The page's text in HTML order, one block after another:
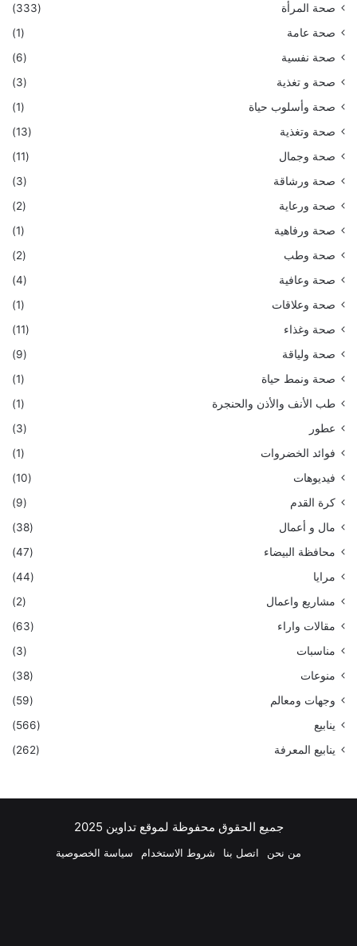
صحة المرأة
(333)
صحة عامة
(1)
صحة نفسية
(6)
صحة و تغذية
(3)
صحة وأسلوب حياة
(1)
صحة وتغذية
(13)
صحة وجمال
(11)
صحة ورشاقة
(3)
صحة ورعاية
(2)
صحة ورفاهية
(1)
صحة وطب
(2)
صحة وعافية
(4)
صحة وعلاقات
(1)
صحة وغذاء
(11)
صحة ولياقة
(9)
صحة ونمط حياة
(1)
طب الأنف والأذن والحنجرة
(1)
عطور
(3)
فوائد الخضروات
(1)
فيديوهات
(10)
كرة القدم
(9)
مال و أعمال
(38)
محافظة البيضاء
(47)
مرايا
(44)
مشاريع واعمال
(2)
مقالات واراء
(63)
مناسبات
(3)
منوعات
(38)
وجهات ومعالم
(59)
ينابيع
(566)
ينابيع المعرفة
(262)
جميع الحقوق محفوظة لموقع تداوين 2025
من نحن اتصل بنا شروط الاستخدام سياسة الخصوصية